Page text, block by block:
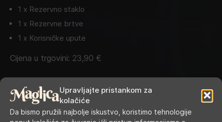
Upravljajte pristankom za
kolačiće
Da bismo pružili najbolje iskustvo, koristimo tehnologije
1 x Rezervno staklo
1 x Rezervne brtve
1 x Korisničke upute
Cijena u trgovini: 23,90 €
Kategorije: Atomizeri Atomizeri s gotovim grijačima
Oznake:aspire,nautilus